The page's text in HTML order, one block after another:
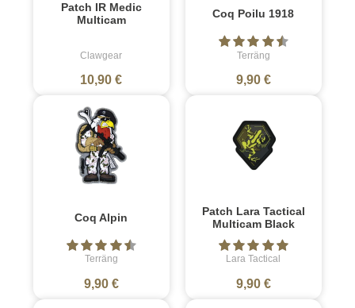
Patch IR Medic
Multicam
Clawgear
10,90 €
Coq Poilu 1918
Terräng
9,90 €
Coq Alpin
Terräng
9,90 €
Patch Lara Tactical
Multicam Black
Lara Tactical
9,90 €